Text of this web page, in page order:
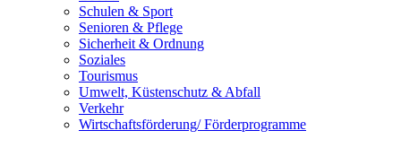
Schulen & Sport
Senioren & Pflege
Sicherheit & Ordnung
Soziales
Tourismus
Umwelt, Küstenschutz & Abfall
Verkehr
Wirtschaftsförderung/ Förderprogramme